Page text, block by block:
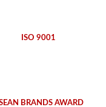
ISO 9001
BRANDS AWARD